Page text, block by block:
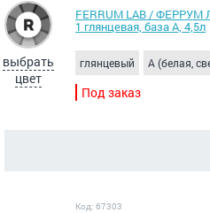
выбрать
цвет
FERRUM LAB / ФЕРРУМ
1 глянцевая, база А, 4,5л
глянцевый A (белая,
Под заказ
Код: 67303